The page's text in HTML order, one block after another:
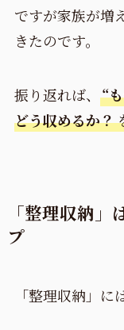
ですが家族が増
きたのです。
振り返れば、 “
どう収めるか？
「整理収納
プ
「整理収納」に